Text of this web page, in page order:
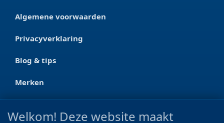
Algemene voorwaarden
Privacyverklaring
Blog & tips
Merken
CONTACT
Welkom! Deze website maakt